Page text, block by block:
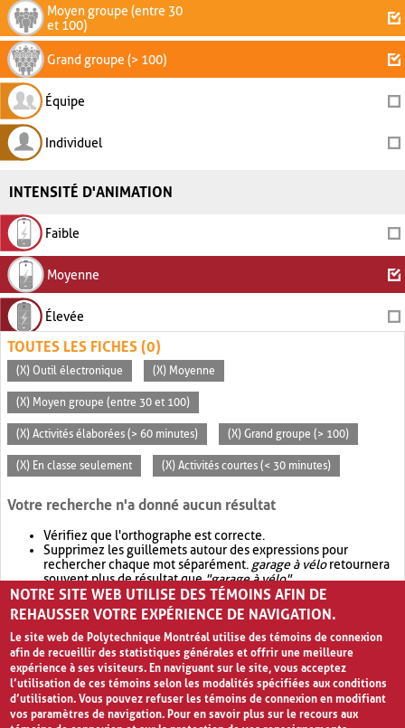
Moyen groupe (entre 30
et 100)
Grand groupe (> 100)
Équipe
Individuel
INTENSITÉ D'ANIMATION
Faible
Moyenne
Élevée
TOUTES LES FICHES (0)
(X) Outil électronique (X) Moyenne
(X) Moyen groupe (entre 30 et 100)
(X) Activités élaborées (> 60 minutes) (X) Grand groupe (> 100)
(X) En classe seulement (X) Activités courtes (< 30 minutes)
Votre recherche n'a donné aucun résultat
Vérifiez que l'orthographe est correcte.
Supprimez les guillemets autour des expressions pour
rechercher chaque mot séparément. garage à véloretournera
souvent plus de résultat que"garage à vélo".
Envisagez d'élargir votre recherche avec OR.garage OR vélo
retournera souvent plus de résultat quegarage à vélo
NOTRE SITE WEB UTILISE DES TÉMOINS AFIN DE
REHAUSSER VOTRE EXPÉRIENCE DE NAVIGATION.
Le site web de Polytechnique Montréal utilise des témoins de connexion
afin de recueillir des statistiques générales et offrir une meilleure
expérience à ses visiteurs. En naviguant sur le site, vous acceptez
l’utilisation de ces témoins selon les modalités spécifiées aux conditions
d’utilisation. Vous pouvez refuser les témoins de connexion en modifiant
vos paramètres de navigation. Pour en savoir plus sur le recours aux